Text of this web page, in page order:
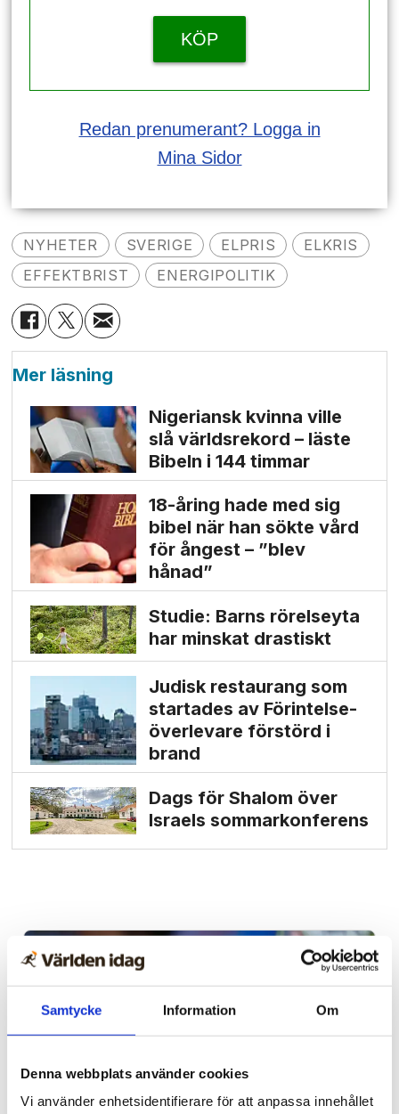
Samtycke Information Om
Denna webbplats använder cookies
Vi använder enhetsidentifierare för att anpassa innehållet
KÖP
Redan prenumerant? Logga in
Mina Sidor
NYHETER SVERIGE ELPRIS
ELKRIS
EFFEKTBRIST
ENERGIPOLITIK
Mer läsning
Nigeriansk kvinna ville
slå världs­rekord – läste
Bibeln i 144 timmar
18-åring hade med sig
bibel när han sökte vård
för ångest – ”blev
hånad”
Studie: Barns rörelseyta
har minskat drastiskt
Judisk restaurang som
startades av Förintelse­
överlevare förstörd i
brand
Dags för Shalom över
Israels sommarkonferens